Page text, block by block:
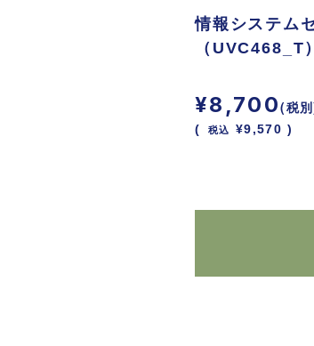
情報システム
（UVC468_T）
¥8,700(税
( 税込 ¥9,570 )